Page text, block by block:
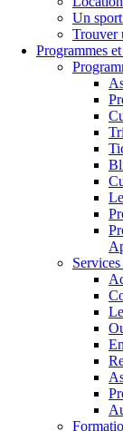
Un
Trouver
Programmes